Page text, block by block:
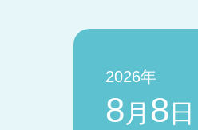
2026年
8月 8 日